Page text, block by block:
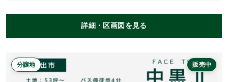
詳細・区画図を見る
分譲地 販売中